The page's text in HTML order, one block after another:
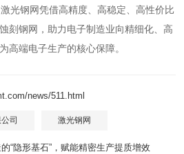
光钢网凭借高精度、高稳定、高性价比
刻钢网，助力电子制造业向精细化、高
高端电子生产的核心保障。
news/511.html
司 激光钢网
“隐形基石”，赋能精密生产提质增效